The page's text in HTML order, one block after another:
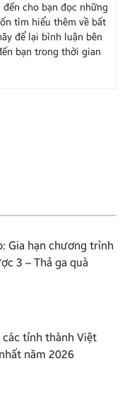
cho bạn đọc những
tìm hiểu thêm về bất
để lại bình luận bên
bạn trong thời gian
Gia hạn chương trình
3 – Thả ga quà
các tỉnh thành Việt
năm 2026